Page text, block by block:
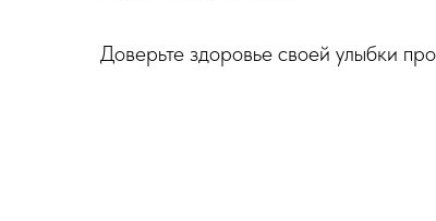
Доверьте здоровье своей улыбки